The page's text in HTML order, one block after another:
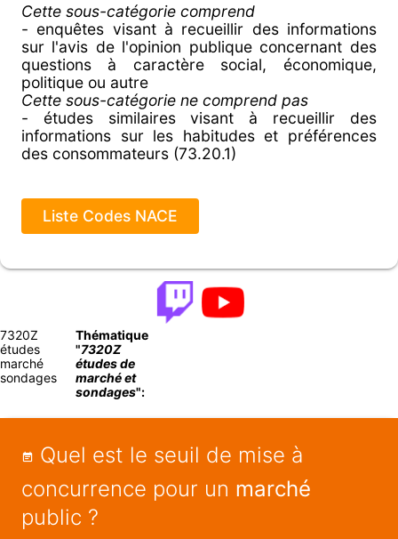
Cette sous-catégorie comprend
- enquêtes visant à recueillir des informations
sur l'avis de l'opinion publique concernant des
questions à caractère social, économique,
politique ou autre
Cette sous-catégorie ne comprend pas
- études similaires visant à recueillir des
informations sur les habitudes et préférences
des consommateurs (73.20.1)
Liste Codes NACE
7320Z
études
marché
sondages
Thématique
"7320Z
études de
marché et
sondages":
Quel est le seuil de mise à
concurrence pour un marché
public ?